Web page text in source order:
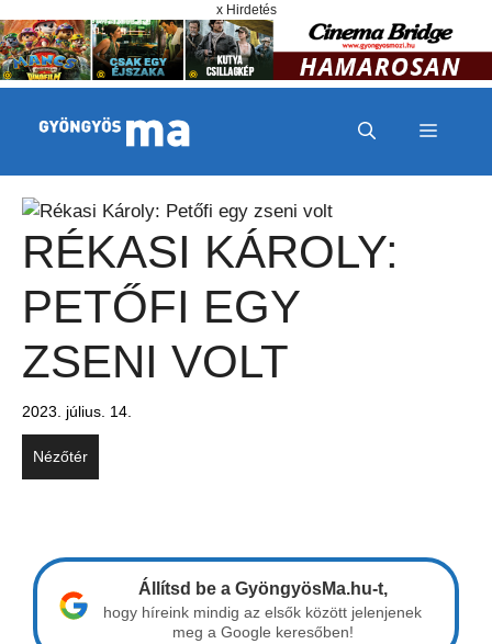
x Hirdetés
MENÜ
RÉKASI KÁROLY:
PETŐFI EGY
ZSENI VOLT
2023. július. 14.
Nézőtér
Állítsd be a GyöngyösMa.hu-t,
hogy híreink mindig az elsők között jelenjenek
meg a Google keresőben!